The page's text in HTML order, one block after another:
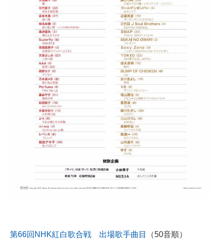
マーケ×ITの今がよく分かる
ITエンジニア向け専門サイト
企業向けIT製品の総合サイト
IT製品の技術・比較・事例
製造業のIT導入・活用を支援
モノづくり技術者専門サイト
エレクトロニクス専門サイト
エネルギーの専門メディア
第66回NHK紅白歌合戦 出場歌手曲目 （50音順）